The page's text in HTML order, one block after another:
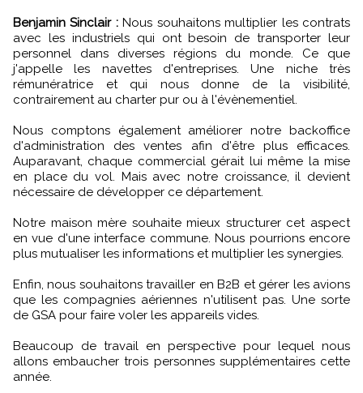
Benjamin Sinclair :Nous souhaitons multiplier les contrats
avec les industriels qui ont besoin de transporter leur
personnel dans diverses régions du monde. Ce que
j'appelle les navettes d'entreprises. Une niche très
rémunératrice et qui nous donne de la visibilité,
contrairement au charter pur ou à l'évènementiel.
Nous comptons également améliorer notre backoffice
d'administration des ventes afin d'être plus efficaces.
Auparavant, chaque commercial gérait lui même la mise
en place du vol. Mais avec notre croissance, il devient
nécessaire de développer ce département.
Notre maison mère souhaite mieux structurer cet aspect
en vue d'une interface commune. Nous pourrions encore
plus mutualiser les informations et multiplier les synergies.
Enfin, nous souhaitons travailler en B2B et gérer les avions
que les compagnies aériennes n'utilisent pas. Une sorte
de GSA pour faire voler les appareils vides.
Beaucoup de travail en perspective pour lequel nous
allons embaucher trois personnes supplémentaires cette
année.